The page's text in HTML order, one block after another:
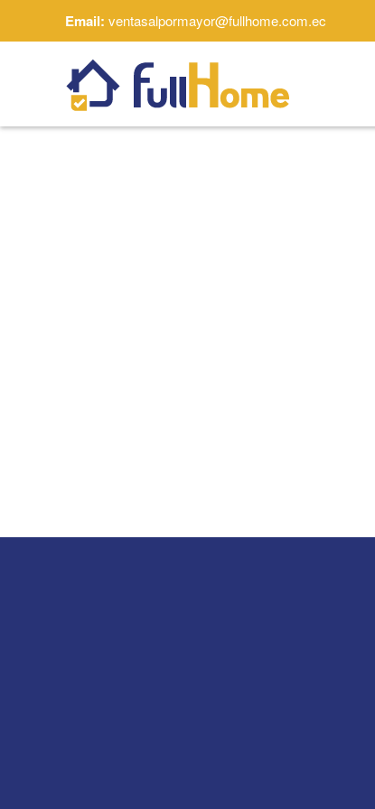
Email: ventasalpormayor@fullhome.com.ec